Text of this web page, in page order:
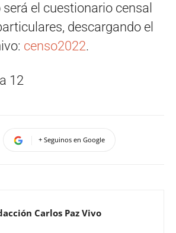
el cuestionario censal
descargando el
censo2022.
12
+ Seguinos en Google
Carlos Paz Vivo